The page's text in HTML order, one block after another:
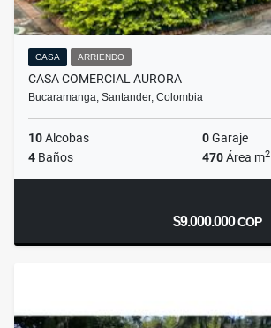
CASA ARRIENDO
CASA COMERCIAL AURORA
Bucaramanga, Santander, Colombia
10Alcobas 0Garaje
4 Baños 470Área m2
$9.000.000COP